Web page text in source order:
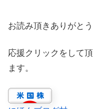
お読み頂きありがと
応援クリックをして
ます。